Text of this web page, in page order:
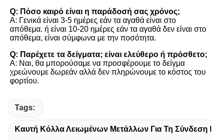
Q: Πόσο καιρό είναι η παράδοσή σας χρόνος;
Α: Γενικά είναι 3-5 ημέρες εάν τα αγαθά είναι στο
απόθεμα. ή είναι 10-20 ημέρες εάν τα αγαθά δεν είναι στο
απόθεμα, είναι σύμφωνα με την ποσότητα.
Q: Παρέχετε τα δείγματα; είναι ελεύθερο ή πρόσθετο;
Α: Ναι, θα μπορούσαμε να προσφέρουμε το δείγμα
χρεώνουμε δωρεάν αλλά δεν πληρώνουμε το κόστος του
φορτίου.
Tags:
Καυτή Κόλλα Λειωμένων Μετάλλων Για Τη Σύνδεση